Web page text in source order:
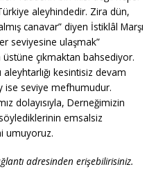
aleyhindedir. Zira dün,
canavar” diyen İstiklâl Marşı
seviyesine ulaşmak”
çıkmaktan bahsediyor.
kesintisiz devam
ise seviye mefhumudur.
dolayısıyla, Derneğimizin
emsalsiz
umuyoruz.
adresinden erişebilirisiniz.